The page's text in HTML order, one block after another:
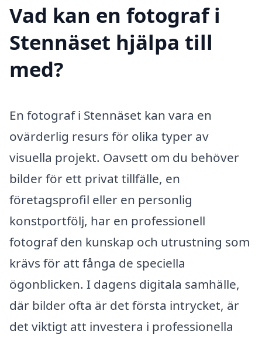
Vad kan en fotograf i
Stennäset hjälpa till
med?
En fotograf i Stennäset kan vara en
ovärderlig resurs för olika typer av
visuella projekt. Oavsett om du behöver
bilder för ett privat tillfälle, en
företagsprofil eller en personlig
konstportfölj, har en professionell
fotograf den kunskap och utrustning som
krävs för att fånga de speciella
ögonblicken. I dagens digitala samhälle,
där bilder ofta är det första intrycket, är
det viktigt att investera i professionella